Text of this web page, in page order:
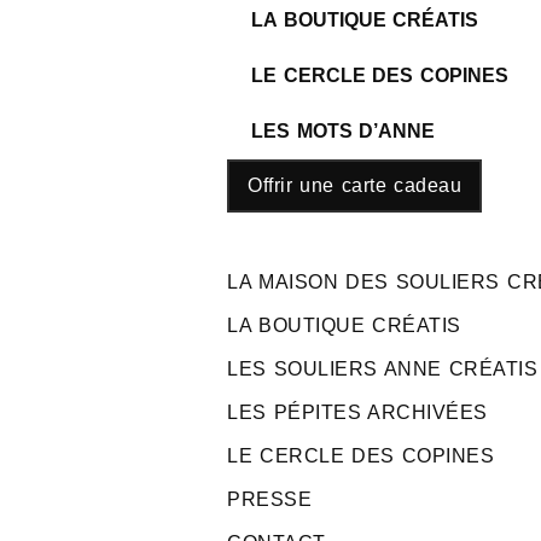
LA BOUTIQUE CRÉATIS
LE CERCLE DES COPINES
LES MOTS D’ANNE
Offrir une carte cadeau
LA MAISON DES SOULIERS
LA BOUTIQUE CRÉATIS
LES SOULIERS ANNE CRÉATIS
LES PÉPITES ARCHIVÉES
LE CERCLE DES COPINES
PRESSE